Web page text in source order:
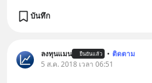
บันทึก
ลงทุนแมน ยืนยันแล้ว • ติดตาม
5 ส.ค. 2018 เวลา 06:51